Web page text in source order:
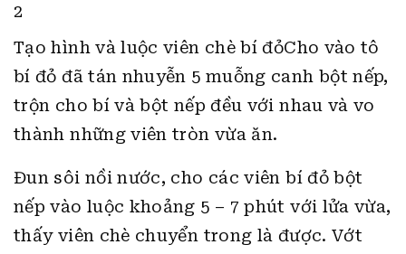
2
Tạo hình và luộc viên chè bí đỏCho vào tô
bí đỏ đã tán nhuyễn 5 muỗng canh bột nếp,
trộn cho bí và bột nếp đều với nhau và vo
thành những viên tròn vừa ăn.
Đun sôi nồi nước, cho các viên bí đỏ bột
nếp vào luộc khoảng 5 – 7 phút với lửa vừa,
thấy viên chè chuyển trong là được. Vớt